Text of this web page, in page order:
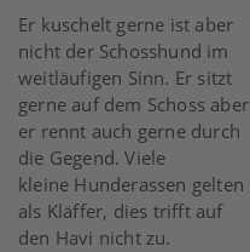
Er kuschelt gerne ist aber
nicht der Schosshund im
weitläufigen Sinn. Er sitzt
gerne auf dem Schoss aber
er rennt auch gerne durch
die Gegend. Viele
kleine Hunderassen gelten
als Kläffer, dies trifft auf
den Havi nicht zu.